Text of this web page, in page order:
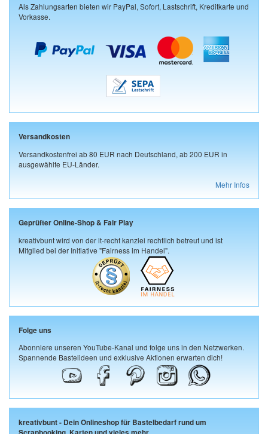
Als Zahlungsarten bieten wir PayPal, Sofort, Lastschrift, Kreditkarte und
Vorkasse.
Versandkosten
Versandkostenfrei ab 80 EUR nach Deutschland, ab 200 EUR in
ausgewählte EU-Länder.
Mehr Infos
Geprüfter Online-Shop & Fair Play
kreativbunt wird von der it-recht kanzlei rechtlich betreut und ist
Mitglied bei der Initiative "Fairness im Handel".
Folge uns
Abonniere unseren YouTube-Kanal und folge uns in den Netzwerken.
Spannende Bastelideen und exklusive Aktionen erwarten dich!
kreativbunt - Dein Onlineshop für Bastelbedarf rund um